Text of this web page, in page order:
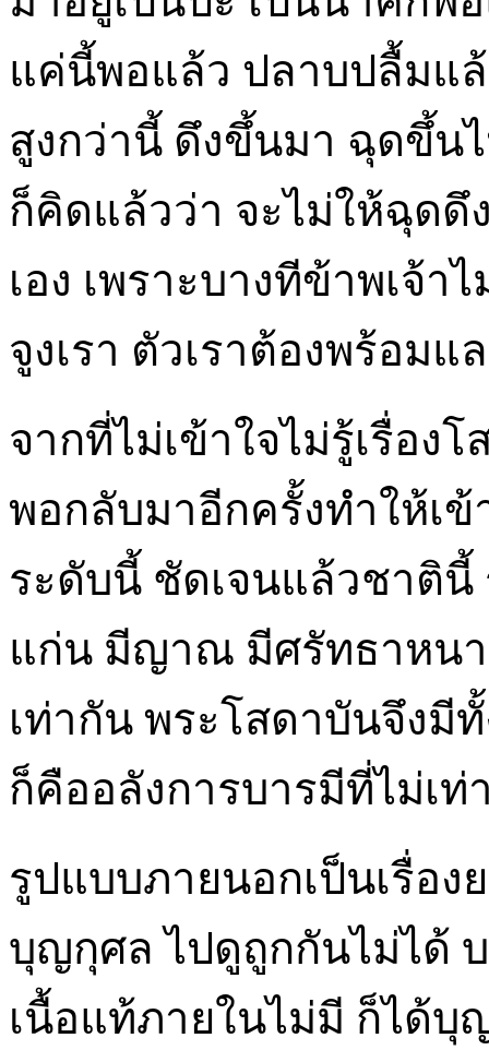
แค่นี้พอแล้ว ปลาบปลื้มแ
สูงกว่านี้ ดึงขึ้นมา ฉุดขึ้น
ก็คิดแล้วว่า จะไม่ให้ฉุดดึ
เอง เพราะบางทีข้าพเจ้
จูงเรา ตัวเราต้องพร้อมแ
จากที่ไม่เข้าใจไม่รู้เรื่อง
พอกลับมาอีกครั้งทำให้เ
ระดับนี้ ชัดเจนแล้วชาติ
แก่น มีญาณ มีศรัทธาหนา
เท่ากัน พระโสดาบันจึงมี
ก็คืออลังการบารมีที่ไม่เท่
รูปแบบภายนอกเป็นเรื่อ
บุญกุศล ไปดูถูกกันไม่ได้
เนื้อแท้ภายในไม่มี ก็ได้